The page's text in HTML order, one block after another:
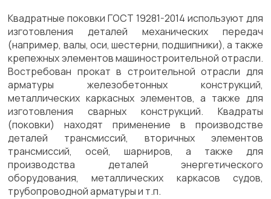
Квадратные поковки ГОСТ 19281-2014 используют для
изготовления деталей механических передач
(например, валы, оси, шестерни, подшипники), а также
крепежных элементов машиностроительной отрасли.
Востребован прокат в строительной отрасли для
арматуры железобетонных конструкций,
металлических каркасных элементов, а также для
изготовления сварных конструкций. Квадраты
(поковки) находят применение в производстве
деталей трансмиссий, вторичных элементов
трансмиссий, осей, шарниров, а также для
производства деталей энергетического
оборудования, металлических каркасов судов,
трубопроводной арматуры и т.п.